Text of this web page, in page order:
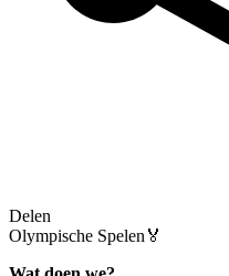
Delen
Olympische Spelen🏅